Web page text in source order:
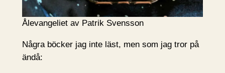
Ålevangeliet av Patrik Svensson
Några böcker jag inte läst, men som jag tror på
ändå: